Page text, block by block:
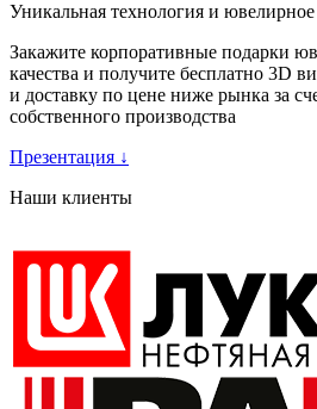
Уникальная технология и ювелирное
Закажите корпоративные подарки
качества и получите бесплатно 3D
и доставку по цене ниже рынка за
собственного производства
Презентация ↓
Наши клиенты